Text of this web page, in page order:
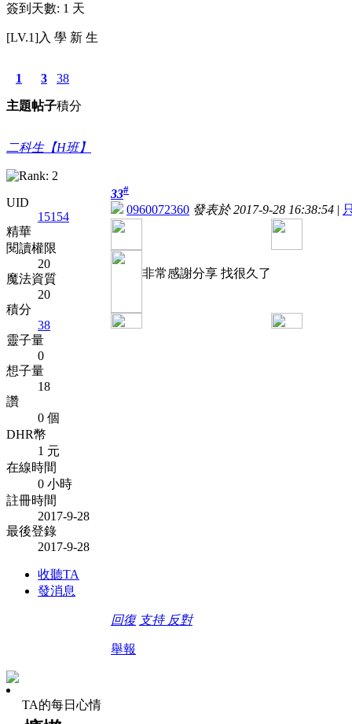
簽到天數: 1 天
[LV.1]入 學 新 生
1
主題
3
帖子
38
積分
二科生【H班】
UID
15154
精華
閱讀權限
20
魔法資質
20
積分
38
靈子量
0
想子量
18
讚
0 個
DHR幣
1 元
在線時間
0 小時
註冊時間
2017-9-28
最後登錄
2017-9-28
收聽TA
發消息
33#
0960072360 發表於 2017-9-28 16:38:54 |
非常感謝分享 找很久了
回復 支持 反對
舉報
TA的每日心情